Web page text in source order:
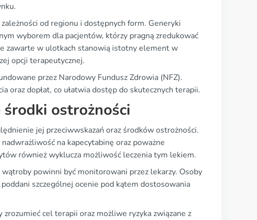
od regionu i dostępnych form. Generyki
wyborem dla pacjentów, którzy pragną zredukować
zawarte w ulotkach stanowią istotny element w
opcji terapeutycznej.
przez Narodowy Fundusz Zdrowia (NFZ).
oraz dopłat, co ułatwia dostęp do skutecznych terapii.
ostrożności
jej przeciwwskazań oraz środków ostrożności.
na kapecytabinę oraz poważne
również wyklucza możliwość leczenia tym lekiem.
powinni być monitorowani przez lekarzy. Osoby
szczególnej ocenie pod kątem dostosowania
cel terapii oraz możliwe ryzyka związane z